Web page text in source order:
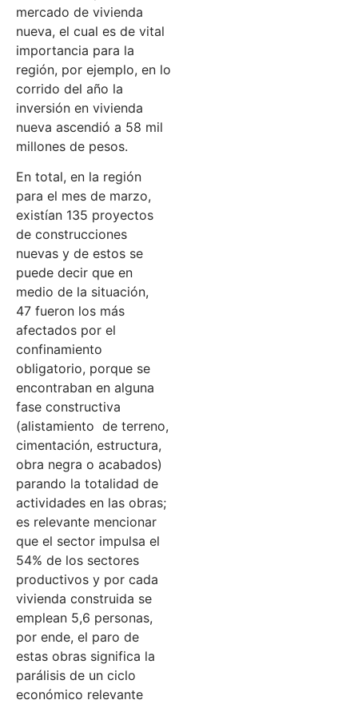
mercado de vivienda
nueva, el cual es de vital
importancia para la
región, por ejemplo, en lo
corrido del año la
inversión en vivienda
nueva ascendió a 58 mil
millones de pesos.
En total, en la región
para el mes de marzo,
existían 135 proyectos
de construcciones
nuevas y de estos se
puede decir que en
medio de la situación,
47 fueron los más
afectados por el
confinamiento
obligatorio, porque se
encontraban en alguna
fase constructiva
(alistamiento de terreno,
cimentación, estructura,
obra negra o acabados)
parando la totalidad de
actividades en las obras;
es relevante mencionar
que el sector impulsa el
54% de los sectores
productivos y por cada
vivienda construida se
emplean 5,6 personas,
por ende, el paro de
estas obras significa la
parálisis de un ciclo
económico relevante